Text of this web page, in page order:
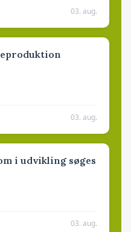
03. aug.
03. aug.
i udvikling søges
03. aug.